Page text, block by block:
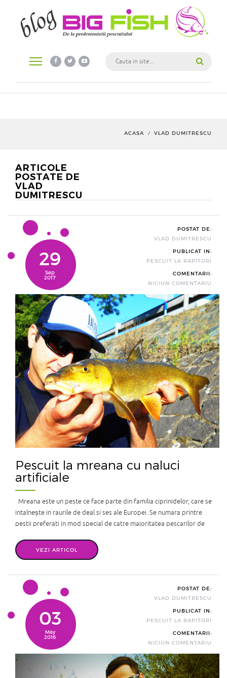
ACASA / VLAD DUMITRESCU
ARTICOLE
POSTATE DE
VLAD
DUMITRESCU
29
Sep
2017
POSTAT DE:
VLAD DUMITRESCU
PUBLICAT IN:
PESCUIT LA RAPITORI
COMENTARII:
NICIUN COMENTARIU
Pescuit la mreana cu naluci
artificiale
Mreana este un peste ce face parte din familia ciprinidelor, care se
intalnește in raurile de deal si ses ale Europei. Se numara printre
pestii preferati in mod special de catre majoritatea pescarilor de
drilului si a modului de prindere. Hrana și-o pro ...
VEZI ARTICOL
03
May
2016
POSTAT DE:
VLAD DUMITRESCU
PUBLICAT IN:
PESCUIT LA RAPITORI
COMENTARII:
NICIUN COMENTARIU